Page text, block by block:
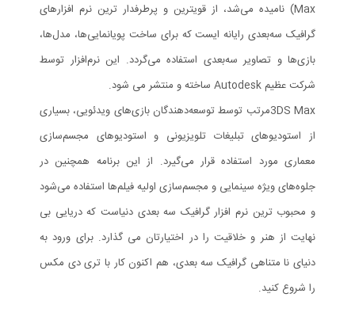
Max) نامیده می‌شد، از قویترین و پرطرفدار ترین نرم افزارهای
گرافیک سه‌بعدی رایانه ایست که برای ساخت پویانمایی‌ها، مدل‌ها،
بازی‌ها و تصاویر سه‌بعدی استفاده می‌گردد. این نرم‌افزار توسط
شرکت عظیم Autodesk ساخته و منتشر می شود.
3DS Maxمرتب توسط توسعه‌دهندگان بازی‌های ویدئویی، بسیاری
از استودیوهای تبلیغات تلویزیونی و استودیوهای مجسم‌سازی
معماری مورد استفاده قرار می‌گیرد. از این برنامه همچنین در
جلوه‌های ویژه سینمایی و مجسم‌سازی اولیه فیلم‌ها استفاده می‌شود
و محبوب ترین نرم افزار گرافیک سه بعدی دنیاست که دریایی بی
نهایت از هنر و خلاقیت را در اختیارتان می گذارد. برای ورود به
دنیای نا متناهی گرافیک سه بعدی، هم اکنون کار با تری دی مکس
را شروع کنید.